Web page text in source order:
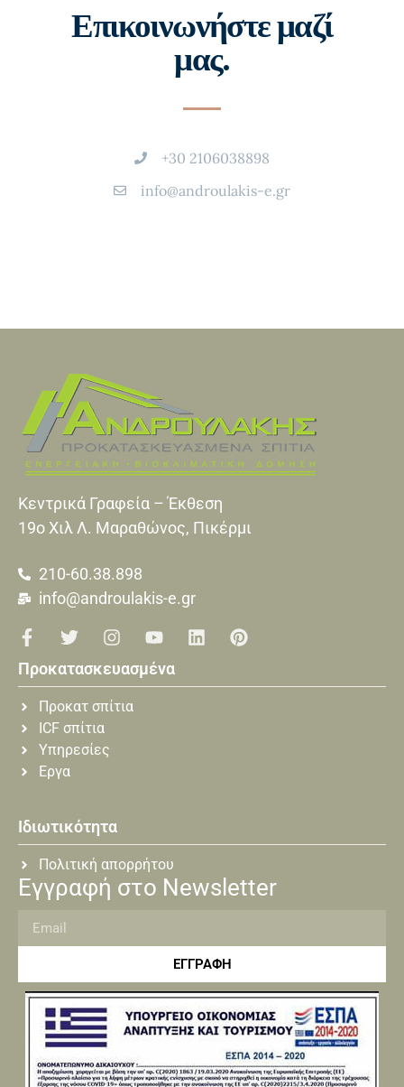
Επικοινωνήστε μαζί
μας.
+30 2106038898
info@androulakis-e.gr
Κεντρικά Γραφεία – Έκθεση
19o Xιλ Λ. Μαραθώνος, Πικέρμι
210-60.38.898
info@androulakis-e.gr
Προκατασκευασμένα
Προκατ σπίτια
ICF σπίτια
Υπηρεσίες
Εργα
Ιδιωτικότητα
Πολιτική απορρήτου
Εγγραφή στο Newsletter
ΕΓΓΡΑΦΗ